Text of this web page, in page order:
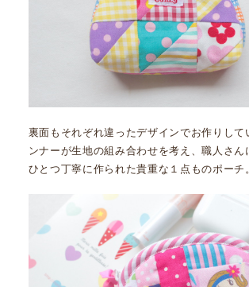
裏面もそれぞれ違ったデザインでお作りして
ンナーが生地の組み合わせを考え、職人さん
ひとつ丁寧に作られた貴重な１点ものポーチ